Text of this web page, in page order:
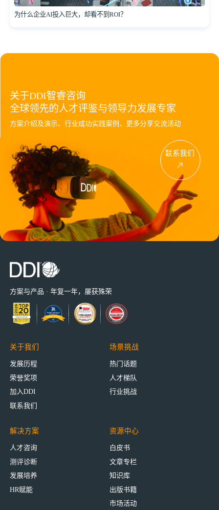
为什么企业AI投入巨大，却看不到ROI？
关于DDI智睿咨询
全球领先的人才评鉴与领导力发展专家
方案介绍及演示、行业成功实践案例、更多分享交流活动
联系我们
方案与产品 · 年复一年，屡获殊荣
关于我们
发展历程
荣誉奖项
加入DDI
联系我们
场景挑战
热门话题
人才梯队
行业挑战
解决方案
人才咨询
测评诊断
发展培养
HR赋能
资源中心
白皮书
文章专栏
知识库
出版书籍
市场活动